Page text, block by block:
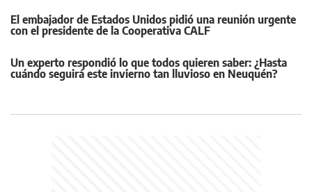
El embajador de Estados Unidos pidió una reunión urgente
con el presidente de la Cooperativa CALF
Un experto respondió lo que todos quieren saber: ¿Hasta
cuándo seguirá este invierno tan lluvioso en Neuquén?